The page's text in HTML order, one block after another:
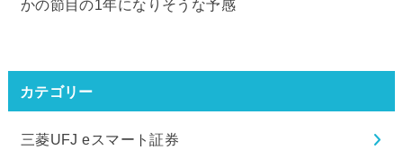
かの節目の1年になりそうな予感
カテゴリー
三菱UFJ eスマート証券